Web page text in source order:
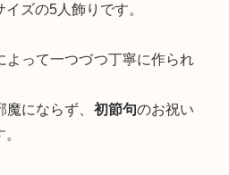
ズの5人飾りです。
よって一つづつ丁寧に作られ
にならず、 初節句のお祝い